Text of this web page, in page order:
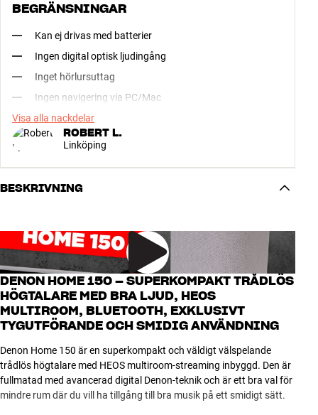
BEGRÄNSNINGAR
Kan ej drivas med batterier
Ingen digital optisk ljudingång
Inget hörlursuttag
Ingen navigering via PC/Mac
Visa alla nackdelar
ROBERT L.
Linköping
BESKRIVNING
DENON HOME 150 – SUPERKOMPAKT TRÅDLÖS
HÖGTALARE MED BRA LJUD, HEOS
MULTIROOM, BLUETOOTH, EXKLUSIVT
TYGUTFÖRANDE OCH SMIDIG ANVÄNDNING
Denon Home 150 är en superkompakt och väldigt välspelande
trådlös högtalare med HEOS multiroom-streaming inbyggd. Den är
fullmatad med avancerad digital Denon-teknik och är ett bra val för
mindre rum där du vill ha tillgång till bra musik på ett smidigt sätt.